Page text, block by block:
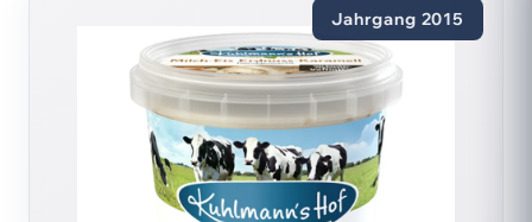
Jahrgang 2015